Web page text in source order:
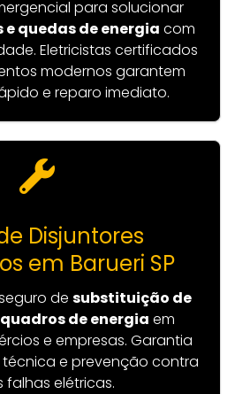
para solucionar
quedas de energia com
Eletricistas certificados
modernos garantem
e reparo imediato.
Disjuntores
em Barueri SP
de substituição de
de energia em
e empresas. Garantia
e prevenção contra
falhas elétricas.